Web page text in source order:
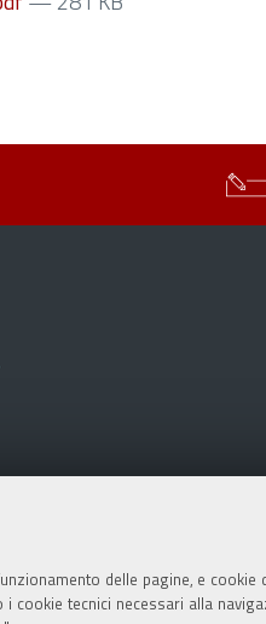
delle pagine, e
cookie tecnici necessari alla